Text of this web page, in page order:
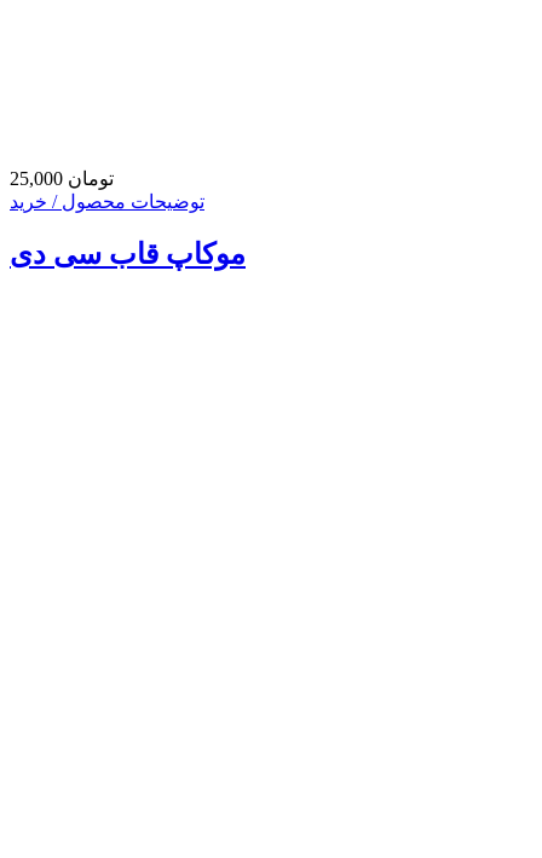
25,000 تومان
توضیحات محصول / خرید
موکاپ قاب سی دی